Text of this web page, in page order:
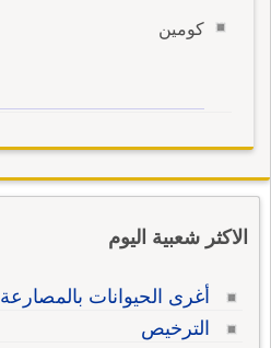
كومين
الاكثر شعبية اليوم
أغرى الحيوانات بالمصارعة
الترخيص